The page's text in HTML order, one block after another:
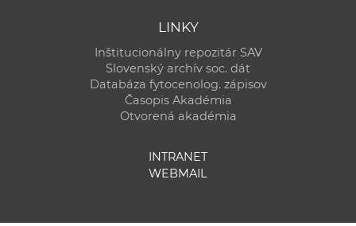
LINKY
Inštitucionálny repozitár SAV
Slovenský archív soc. dát
Databáza fytocenolog. zápisov
Časopis Akadémia
Otvorená akadémia
INTRANET
WEBMAIL